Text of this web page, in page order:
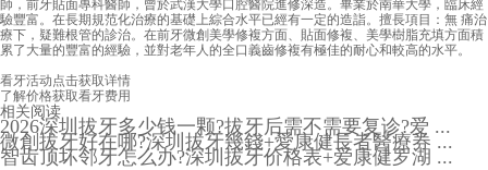
師，前牙貼面專科醫師，曾於武漢大學口腔醫院進修深造。畢業於南華大學，臨床經
驗豐富。在長期規范化治療的基礎上綜合水平已經有一定的造詣。擅長項目：無 痛治
療下，疑難根管的診治。在前牙微創美學修複方面、貼面修複、美學樹脂充填方面積
累了大量的豐富的經驗，並對老年人的全口義齒修複有極佳的耐心和較高的水平。
看牙活动点击获取详情
了解价格获取看牙费用
相关阅读
2026深圳拔牙多少钱一颗?拔牙后需不需要复诊?爱 ...
微創拔牙好在哪?深圳拔牙幾錢+愛康健長者醫療券 ...
智齿顶坏邻牙怎么办?深圳拔牙价格表+爱康健罗湖 ...